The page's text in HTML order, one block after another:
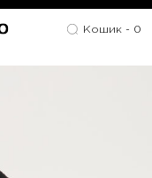
Кошик - 0